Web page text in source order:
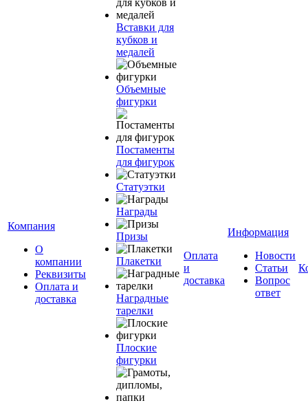
Компания
О
компании
Реквизиты
Оплата и
доставка
Вставки для
кубков и
медалей
Объемные
фигурки
Постаменты
для фигурок
Статуэтки
Награды
Призы
Плакетки
Наградные
тарелки
Плоские
фигурки
Оплата
и
доставка
Информация
Новости
Статьи
Вопрос
ответ